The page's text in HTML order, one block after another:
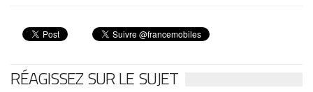
RÉAGISSEZ SUR LE SUJET